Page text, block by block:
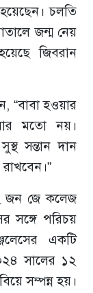
চলতি
জন্ম নেয়
জিবরান
“বাবা হওয়ার
মতো নয়।
সন্তান দান
জন জে কলেজ
সঙ্গে পরিচয়
একটি
সালের ১২
সম্পন্ন হয়।